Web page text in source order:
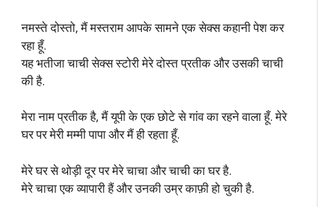
नमस्ते दोस्तो, मैं मस्तराम आपके सामने एक सेक्स कहानी पेश कर
रहा हूँ.
यह भतीजा चाची सेक्स स्टोरी मेरे दोस्त प्रतीक और उसकी चाची
की है.
मेरा नाम प्रतीक है, मैं यूपी के एक छोटे से गांव का रहने वाला हूँ. मेरे
घर पर मेरी मम्मी पापा और मैं ही रहता हूँ.
मेरे घर से थोड़ी दूर पर मेरे चाचा और चाची का घर है.
मेरे चाचा एक व्यापारी हैं और उनकी उम्र काफ़ी हो चुकी है.